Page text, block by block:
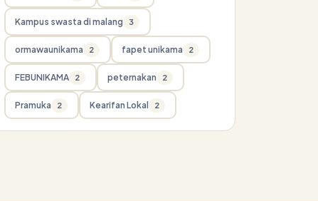
Kampus swasta di malang 3
ormawaunikama 2 fapet unikama 2
FEBUNIKAMA 2 peternakan 2
Pramuka 2 Kearifan Lokal 2